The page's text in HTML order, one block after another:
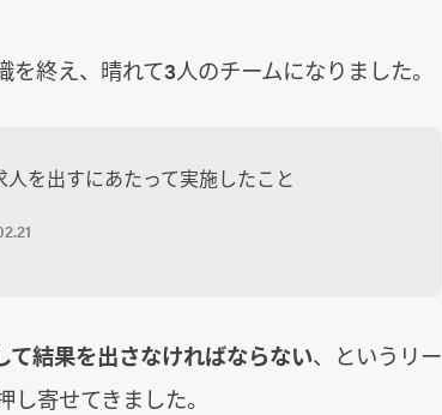
終え、晴れて3人のチームになりました。
を出すにあたって実施したこと
て結果を出さなければならない、というリー
寄せてきました。